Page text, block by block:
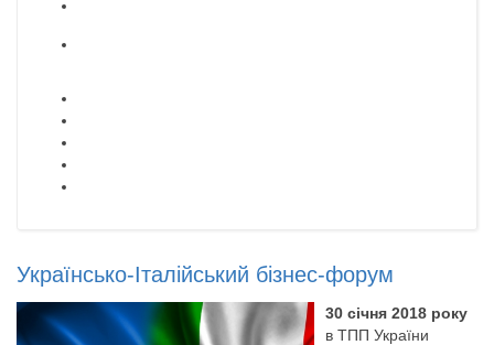
Українсько-Італійський бізнес-форум
30 січня 2018 року
в ТПП України